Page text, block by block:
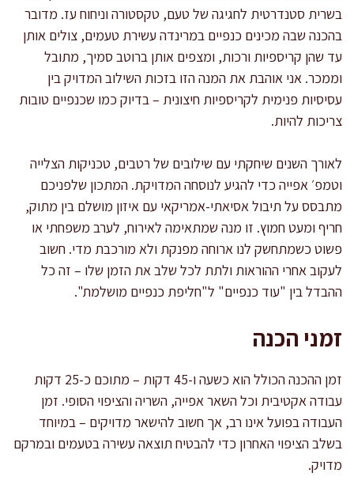
בשרית סטנדרטית לחגיגה של טעם, טקסטורה וניחוח עז. מדובר
בהכנה שבה מכינים כנפיים במרינדה עשירת טעמים, צולים אותן
עד שהן קריספיות ורכות, ומצפים אותן ברוטב סמיך, מתובל
וממכר. אני אוהבת את המנה הזו בזכות השילוב המדויק בין
עסיסיות פנימית לקריספיות חיצונית – בדיוק כמו שכנפיים טובות
צריכות להיות.
לאורך השנים שיחקתי עם שילובים של רטבים, טכניקות הצלייה
וטמפ׳ אפייה כדי להגיע לנוסחה המדויקת. המתכון שלפניכם
מתבסס על תיבול אסיאתי-אמריקאי עם איזון מושלם בין מתוק,
חריף ומעט חמוץ. זו מנה שמתאימה לאירוח, לערב משפחתי או
פשוט כשמתחשק לנו ארוחה מפנקת ולא מורכבת מדי. חשוב
לעקוב אחרי ההוראות ולתת לכל שלב את הזמן שלו – זה כל
ההבדל בין "עוד כנפיים" ל"חליפת כנפיים מושלמת".
זמני הכנה
זמן ההכנה הכולל הוא כשעה ו-45 דקות – מתוכם כ-25 דקות
עבודה אקטיבית וכל השאר אפייה, השריה והציפוי הסופי. זמן
העבודה בפועל אינו רב, אך חשוב להישאר מדויקים – במיוחד
בשלב הציפוי האחרון כדי להבטיח תוצאה עשירה בטעמים ובמרקם
מדויק.